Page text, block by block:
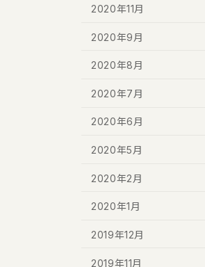
2020年11月
2020年9月
2020年8月
2020年7月
2020年6月
2020年5月
2020年2月
2020年1月
2019年12月
2019年11月